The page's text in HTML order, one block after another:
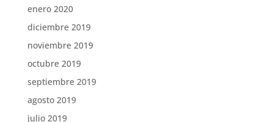
enero 2020
diciembre 2019
noviembre 2019
octubre 2019
septiembre 2019
agosto 2019
julio 2019